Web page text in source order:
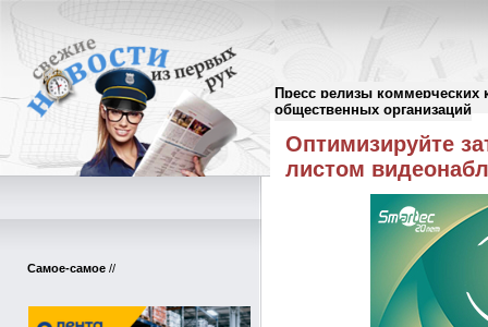
Пресс релизы коммерческих
общественных организаций
Самое-самое //
Пресс-релизы//
Оптимизируйте
листом